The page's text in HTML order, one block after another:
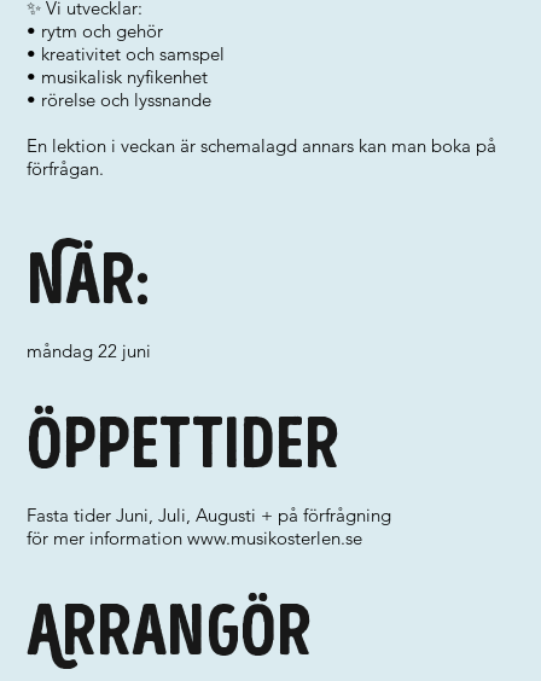
✨ Vi utvecklar:
• rytm och gehör
• kreativitet och samspel
• musikalisk nyfikenhet
• rörelse och lyssnande
En lektion i veckan är schemalagd annars kan man boka på
förfrågan.
När:
måndag 22 juni
Arrangör
Öppettider
Fasta tider Juni, Juli, Augusti + på förfrågning
för mer informationwww.musikosterlen.se